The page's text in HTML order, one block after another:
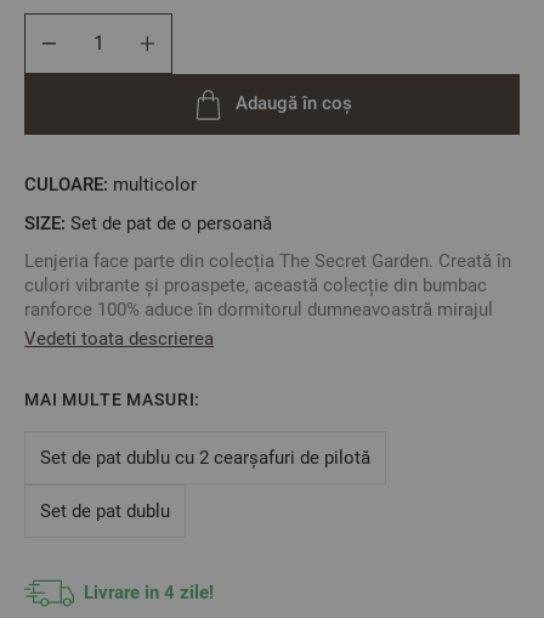
CULOARE: multicolor
SIZE: Set de pat de o persoană
Lenjeria face parte din colecția The Secret Garden. Creată în
culori vibrante și proaspete, această colecție din bumbac
ranforce 100% aduce în dormitorul dumneavoastră mirajul
naturii, prospețimea ierbii, a florilor și a copacilor. Parcă,
Este o lenjerie foarte moale datorită calității bumbacului
întreținută corespunzător.
viață a lenjeriei dumneavoastră de pat.
Fabricat în Bulgaria
Vedeti toata descrierea
MAI MULTE MASURI:
Set de pat dublu cu 2 cearșafuri de pilotă
Set de pat dublu
Livrare in 4 zile!
Adaugă în coș